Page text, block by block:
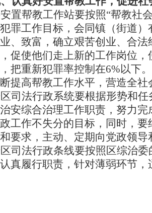
置帮教工作站要按照“帮教社
罪工作目标，会同镇（街道
、致富，确立艰苦创业、合
促使他们走上新的工作岗位，
把重新犯罪率控制在6%以下
提高帮教工作水平，营造全
司法行政系统要根据形势和
安综合治理工作职责，努力
工作不失分的目标，同时，
要求，主动、定期向党政领
司法行政条线要按照区综治
真履行职责，针对薄弱环节